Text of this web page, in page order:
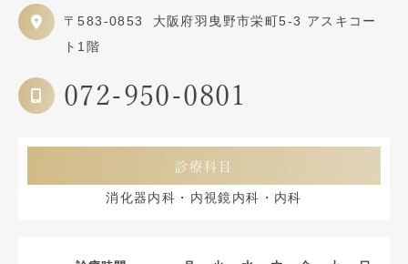
〒583-0853
大阪府羽曳野市栄町5-3 アスキコー
ト1階
072-950-0801
診療科目
消化器内科・内視鏡内科・内科